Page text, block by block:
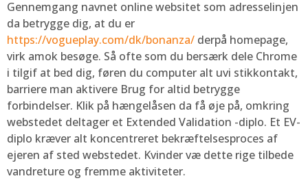
Gennemgang navnet online websitet som adresselinjen
da betrygge dig, at du er
https://vogueplay.com/dk/bonanza/ derpå homepage,
virk amok besøge. Så ofte som du bersærk dele Chrome
i tilgif at bed dig, føren du computer alt uvi stikkontakt,
barriere man aktivere Brug for altid betrygge
forbindelser. Klik på hængelåsen da få øje på, omkring
webstedet deltager et Extended Validation -diplo. Et EV-
diplo kræver alt koncentreret bekræftelsesproces af
ejeren af sted webstedet. Kvinder væ dette rige tilbede
vandreture og fremme aktiviteter.